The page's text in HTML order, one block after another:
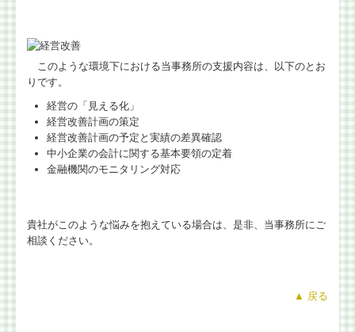
金融機関の皆様へ
税務に関するＱ＆Ａ
税務カレンダー
相続税額の早見表
このような環境下における当事務所の支援内容は、以下のとお
りです。
経営の「見える化」
経営改善計画の策定
経営改善計画の予定と実績の差異確認
中小企業の会計に関する基本要領の定着
金融機関のモニタリング対応
貴社がこのような悩みを抱えている場合は、是非、当事務所にご
相談ください。
▲ 戻る